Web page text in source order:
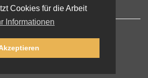
Cookies für die Arbeit
Informationen
2026 lernu.net |Impressum